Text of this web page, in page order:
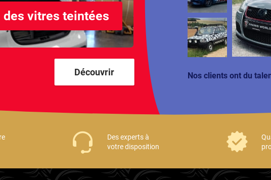
des vitres teintées
Découvrir Nos clients ont du
Des experts à
votre disposition